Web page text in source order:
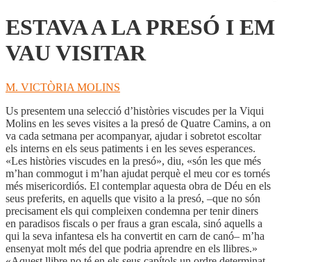
ESTAVA A LA PRESÓ I EM
VAU VISITAR
M. VICTÒRIA MOLINS
Us presentem una selecció d’històries viscudes per la Viqui
Molins en les seves visites a la presó de Quatre Camins, a on
va cada setmana per acompanyar, ajudar i sobretot escoltar
els interns en els seus patiments i en les seves esperances.
«Les històries viscudes en la presó», diu, «són les que més
m’han commogut i m’han ajudat perquè el meu cor es tornés
més misericordiós. El contemplar aquesta obra de Déu en els
seus preferits, en aquells que visito a la presó, –que no són
precisament els qui compleixen condemna per tenir diners
en paradisos fiscals o per fraus a gran escala, sinó aquells a
qui la seva infantesa els ha convertit en carn de canó– m’ha
ensenyat molt més del que podria aprendre en els llibres.»